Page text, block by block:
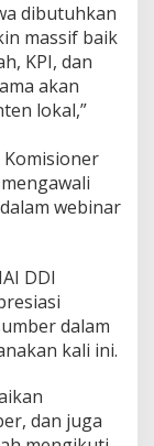
dibutuhkan
massif baik
KPI, dan
akan
lokal,”
Komisioner
webinar
DDI
dalam
kali ini.
dan juga